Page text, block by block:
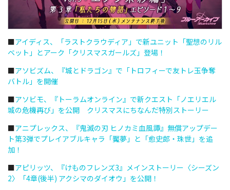
■アイディス、「ラストクラウディア」で新ユニット「聖想のリル
ベット」とアーク「クリスマスガールズ」登場！
■アソビズム、『城とドラゴン』で「トロフィーで友トレ玉争奪
バトル」を開催
■アソビモ、『トーラムオンライン』で新クエスト「ノエリエル
城の危機再び」を公開 クリスマスにちなんだ特別ストーリー
■アニプレックス、『鬼滅の刃 ヒノカミ血風譚』無償アップデー
ト第3弾でプレイアブルキャラ「魘夢」と「愈󠄀史郎・珠世」を追
加！
■アピリッツ、『けものフレンズ3』メインストーリー〈シーズン
2〉「4章(後半) アクシマのダイオウ」を公開！